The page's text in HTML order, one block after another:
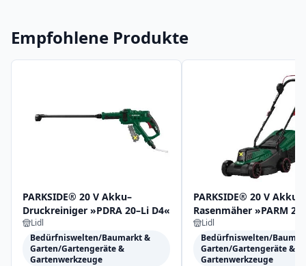
Empfohlene Produkte
PARKSIDE® 20 V Akku–
Druckreiniger »PDRA 20–Li D4«
Lidl
Bedürfniswelten/Baumarkt &
Garten/Gartengeräte &
Gartenwerkzeuge
PARKSIDE® 20 V Akku-
Rasenmäher »PARM 20
ohne Akku und
Lidl
Bedürfniswelten/
Garten/Gartengeräte &
Gartenwerkzeuge